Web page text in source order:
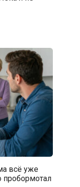
всё уже
пробормотал